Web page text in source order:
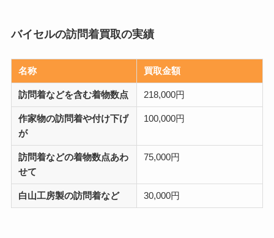
バイセルの訪問着買取の実績
名称 買取金額
訪問着などを含む着物数点 218,000円
作家物の訪問着や付け下げ
が
100,000円
訪問着などの着物数点あわ
せて
75,000円
白山工房製の訪問着など 30,000円